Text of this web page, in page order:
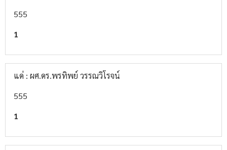
555
1
แด่ : ผศ.ดร.พรทิพย์ วรรณวิโรจน์
555
1